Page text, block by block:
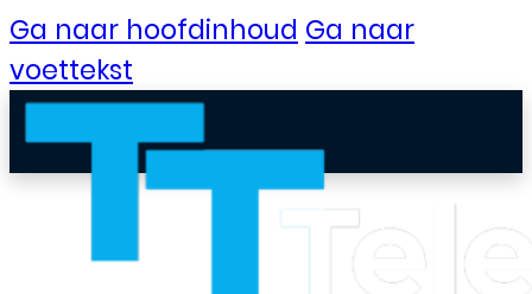
Ga naar hoofdinhoud Ga naar
voettekst